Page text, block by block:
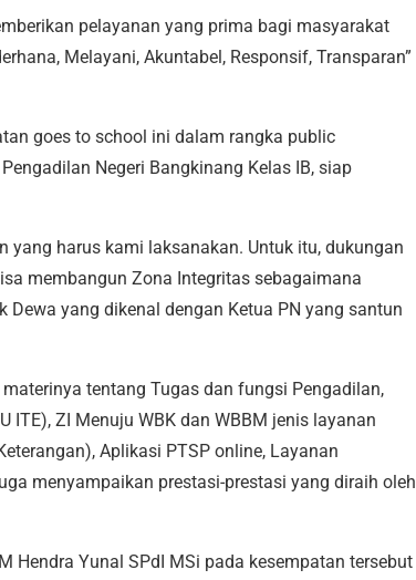
pelayanan yang prima bagi masyarakat
Melayani, Akuntabel, Responsif, Transparan”
goes to school ini dalam rangka public
Negeri Bangkinang Kelas IB, siap
yang harus kami laksanakan. Untuk itu, dukungan
membangun Zona Integritas sebagaimana
Dewa yang dikenal dengan Ketua PN yang santun
tentang Tugas dan fungsi Pengadilan,
ITE), ZI Menuju WBK dan WBBM jenis layanan
Aplikasi PTSP online, Layanan
menyampaikan prestasi-prestasi yang diraih oleh
Hendra Yunal SPdI MSi pada kesempatan tersebut